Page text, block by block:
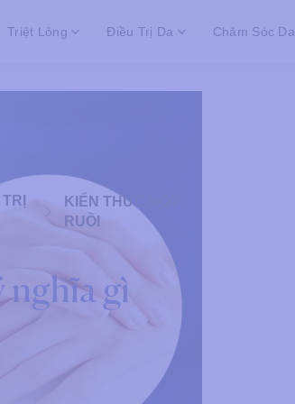
Triệt Lông Điều Trị Da Chăm Sóc Da
KIẾN THỨC NỐT
RUỒI
nghĩa gì